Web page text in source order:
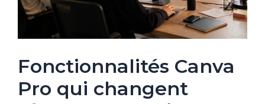
Fonctionnalités Canva
Pro qui changent